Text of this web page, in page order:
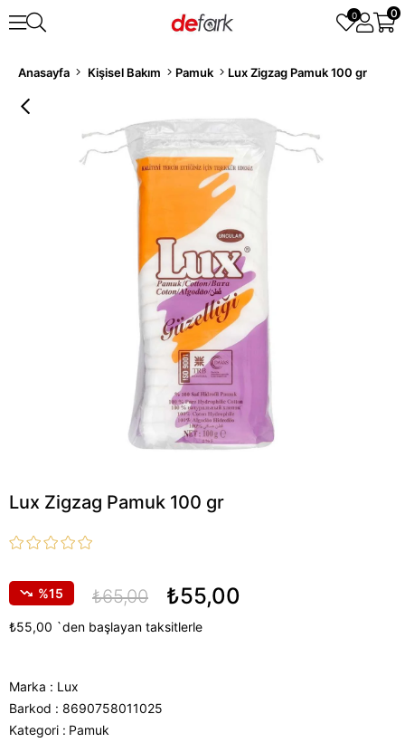
0 0
Anasayfa Kişisel Bakım Pamuk Lux Zigzag Pamuk 100 gr
Lux Zigzag Pamuk 100 gr
15 ₺65,00 ₺55,00
₺55,00 `den başlayan taksitlerle
Marka : Lux
Barkod : 8690758011025
Kategori : Pamuk